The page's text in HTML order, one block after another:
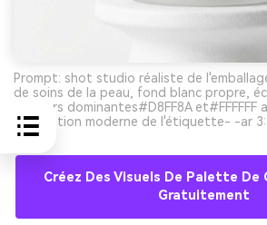
Prompt: shot studio réaliste de
de soins de la peau, fond blanc propre,
couleurs dominantes#D8FF8A et#FFFFFF
conception moderne de l'étiquette- -ar
Créez Des Visuels De Palette De
Gratuitement